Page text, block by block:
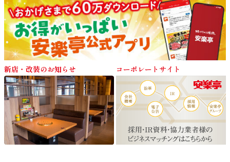
新店・改装のお知らせ コーポレートサイト